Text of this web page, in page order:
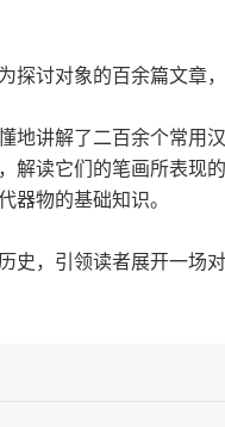
探讨对象的百余篇文章
地讲解了二百余个常用
解读它们的笔画所表现
器物的基础知识。
史，引领读者展开一场